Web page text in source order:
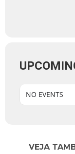
NO EVENTS
VEJA